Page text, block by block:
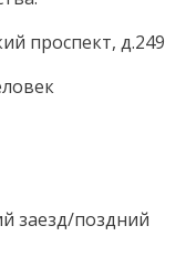
проспект, д.249
заезд/поздний